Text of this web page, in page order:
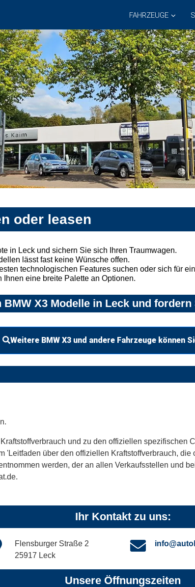
FAHRZEUGE
oder leasen
in Leck und sichern Sie sich Ihren Traumwagen.
lässt fast keine Wünsche offen.
technologischen Features suchen oder sich für
eine breite Palette an Optionen.
X3 Modelle in Leck und
Weitere BMW X3 und andere Fahrzeuge können
und zu den offiziellen spezifischen
'Leitfaden über den offiziellen Kraftstoffverbrauch,
werden, der an allen Verkaufsstellen und
Ihr Kontakt zu uns:
Flensburger Straße 2
25917 Leck
Unsere Öffnungszeiten